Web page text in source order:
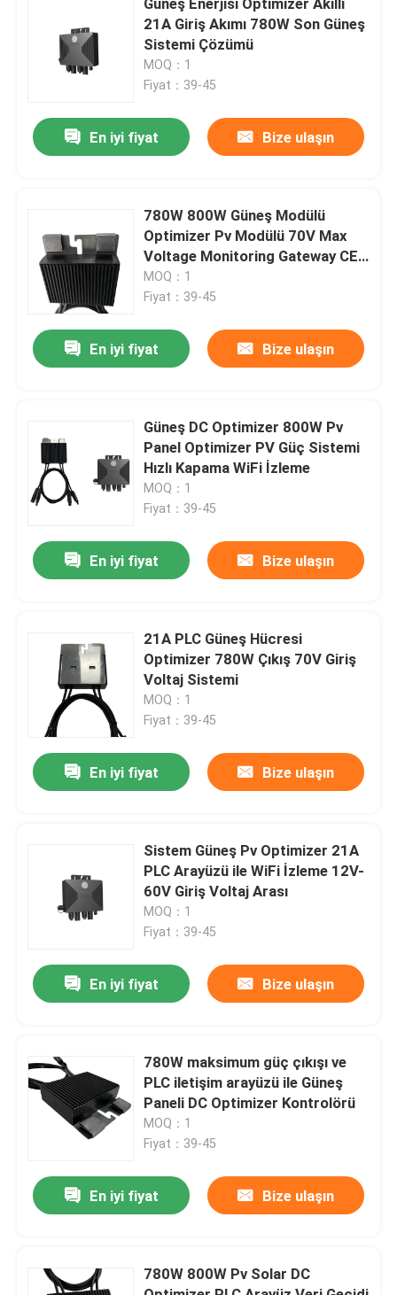
Evde
Videolar
Fabrika turu
Kalite Kontrolü
Bizimle İletişim
Haberler
VFD Değişken Frekans Sürücüsü
Güneş Enerjisi Optimizer Akıllı
21A Giriş Akımı 780W Son Güneş
Sistemi Çözümü
MOQ：1
Fiyat：39-45
En iyi fiyat Bize ulaşın
780W 800W Güneş Modülü
Optimizer Pv Modülü 70V Max
Voltage Monitoring Gateway CE
Sertifikalı
MOQ：1
Fiyat：39-45
En iyi fiyat Bize ulaşın
Güneş DC Optimizer 800W Pv
Panel Optimizer PV Güç Sistemi
Hızlı Kapama WiFi İzleme
MOQ：1
Fiyat：39-45
En iyi fiyat Bize ulaşın
21A PLC Güneş Hücresi
Optimizer 780W Çıkış 70V Giriş
Voltaj Sistemi
MOQ：1
Fiyat：39-45
En iyi fiyat Bize ulaşın
Sistem Güneş Pv Optimizer 21A
PLC Arayüzü ile WiFi İzleme 12V-
60V Giriş Voltaj Arası
MOQ：1
Fiyat：39-45
En iyi fiyat Bize ulaşın
780W maksimum güç çıkışı ve
PLC iletişim arayüzü ile Güneş
Paneli DC Optimizer Kontrolörü
MOQ：1
Fiyat：39-45
En iyi fiyat Bize ulaşın
780W 800W Pv Solar DC